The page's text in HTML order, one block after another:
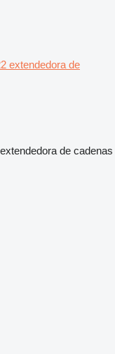
extendedora de
de cadenas